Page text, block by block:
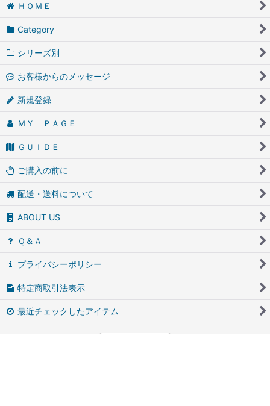
ＨＯＭＥ
Category
シリーズ別
お客様からのメッセージ
新規登録
ＭＹ ＰＡＧＥ
ＧＵＩＤＥ
ご購入の前に
配送・送料について
ABOUT US
Ｑ＆Ａ
プライバシーポリシー
特定商取引法表示
最近チェックしたアイテム